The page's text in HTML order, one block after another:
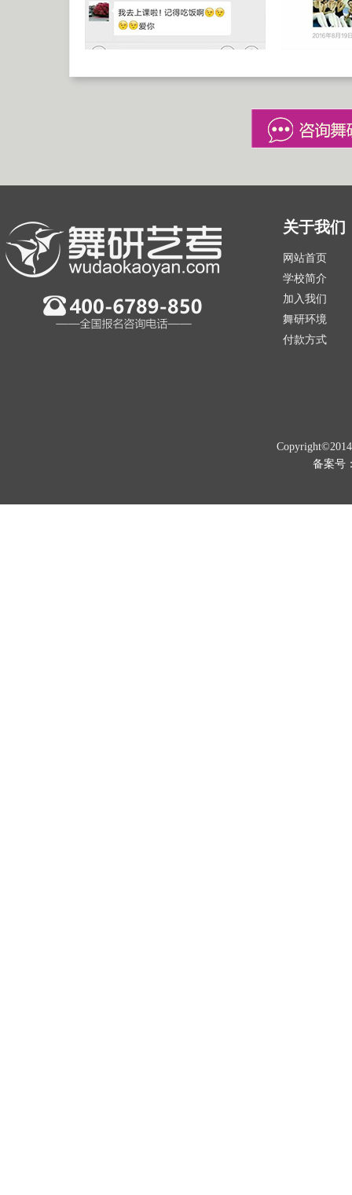
关于我们
网站首页
学校简介
加入我们
舞研环境
付款方式
备案号